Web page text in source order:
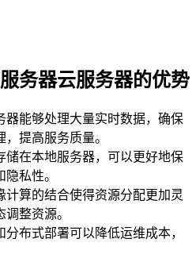
务器云服务器的优势
器能够处理大量实时数据，确保
提高服务质量。
储在本地服务器，可以更好地保
私性。
计算的结合使得资源分配更加灵
整资源。
布式部署可以降低运维成本，